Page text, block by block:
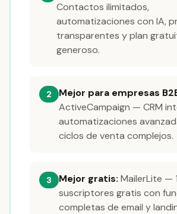
Contactos ilimitados,
automatizaciones con IA,
transparentes y plan
generoso.
2
Mejor para empresas
ActiveCampaign — CRM
automatizaciones
ciclos de venta complejos.
3 Mejor gratis: MailerLite —
suscriptores gratis con
completas de email y